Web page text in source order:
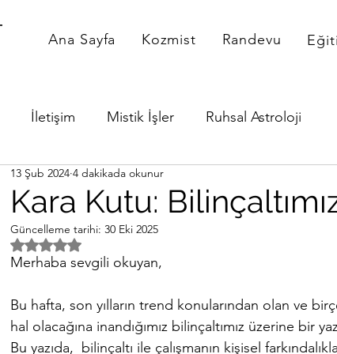
Ana Sayfa Kozmist Randevu
İletişim Mistik İşler Ruhsal Astroloji
Kara Kutu:
13 Şub 2024 4 dakikada okunur
Güncelleme tarihi: 30 Eki 2025
5 üzerinden NaN yıldız
Merhaba sevgili okuyan,
Bu hafta, son yılların trend konularından olan ve
hal olacağına inandığımız bilinçaltımız üzerine bir
Bu yazıda,  bilinçaltı ile çalışmanın kişisel